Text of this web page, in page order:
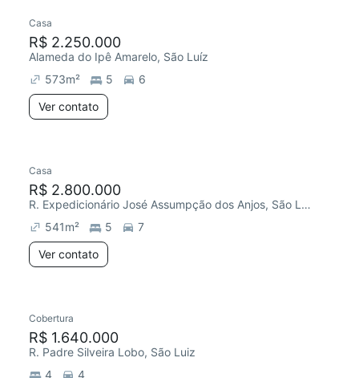
Casa
R$ 2.250.000
Alameda do Ipê Amarelo, São Luíz
573m² 5
6
Ver contato
Casa
R$ 2.800.000
R. Expedicionário José Assumpção dos Anjos, São Luiz
541m² 5
7
Ver contato
Cobertura
R$ 1.640.000
R. Padre Silveira Lobo, São Luiz
4
4